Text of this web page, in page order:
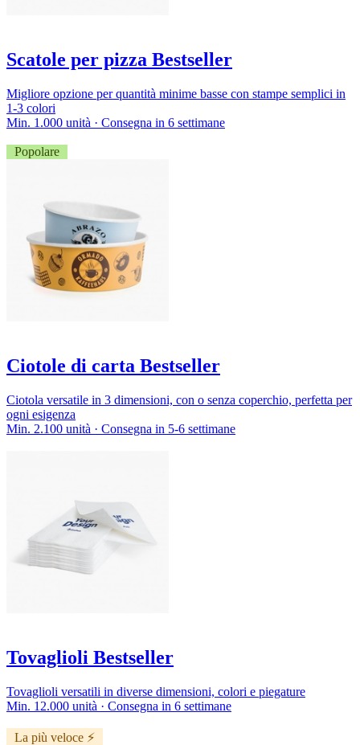
Scatole per pizza Bestseller
Migliore opzione per quantità minime basse con stampe semplici in
1-3 colori
Min. 1.000 unità · Consegna in 6 settimane
Popolare
Ciotole di carta Bestseller
Ciotola versatile in 3 dimensioni, con o senza coperchio, perfetta per
ogni esigenza
Min. 2.100 unità · Consegna in 5-6 settimane
Tovaglioli Bestseller
Tovaglioli versatili in diverse dimensioni, colori e piegature
Min. 12.000 unità · Consegna in 6 settimane
La più veloce ⚡️